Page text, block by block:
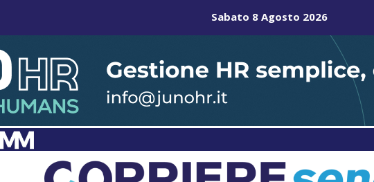
Sabato 8 Agosto 2026